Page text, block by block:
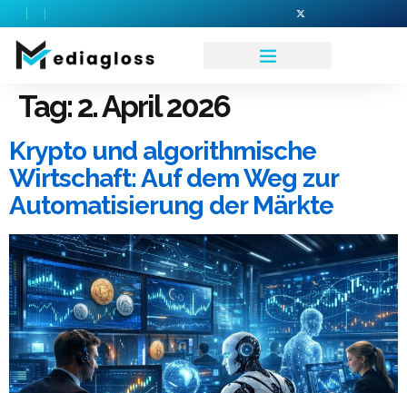
Tag:2. April 2026
Krypto und algorithmische
Wirtschaft: Auf dem Weg zur
Automatisierung der Märkte